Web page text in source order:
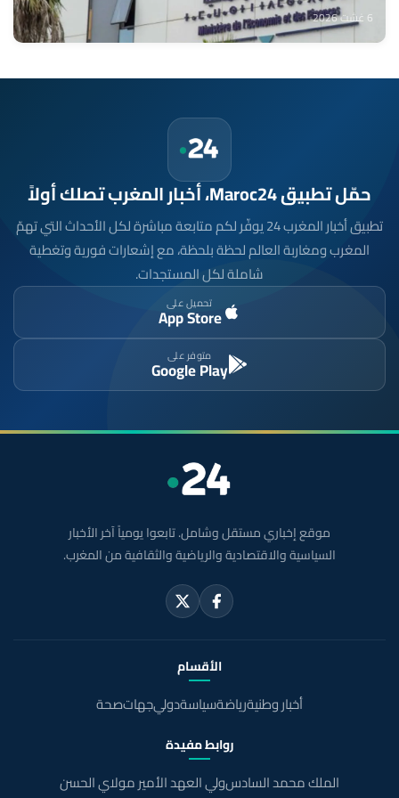
6 غشت 2026
حمّل تطبيق Maroc24، أخبار المغرب تصلك أولاً
تطبيق أخبار المغرب 24 يوفّر لكم متابعة مباشرة لكل الأحداث التي تهمّ
المغرب ومغاربة العالم لحظة بلحظة، مع إشعارات فورية وتغطية
شاملة لكل المستجدات.
تحميل على
App Store
متوفر على
Google Play
موقع إخباري مستقل وشامل. تابعوا يومياً آخر الأخبار
السياسية والاقتصادية والرياضية والثقافية من المغرب.
الأقسام
أخبار وطنيةرياضةسياسةدوليجهاتصحة
روابط مفيدة
الملك محمد السادسولي العهد الأمير مولاي الحسن